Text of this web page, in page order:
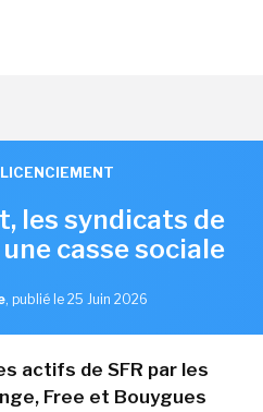
LICENCIEMENT
les syndicats de
casse sociale
, publié le 25 Juin 2026
actifs de SFR par les
Free et Bouygues